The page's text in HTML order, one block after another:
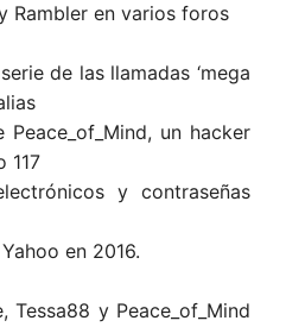
Rambler en varios foros
de las llamadas ‘mega
un hacker
117
y contraseñas
en 2016.
Tessa88 y Peace_of_Mind